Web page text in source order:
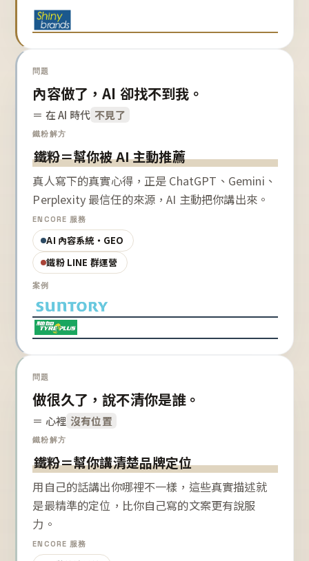
問題
內容做了，AI 卻找不到我。
＝ 在 AI 時代 不見了
鐵粉解方
鐵粉＝幫你被 AI 主動推薦
真人寫下的真實心得，正是 ChatGPT、Gemini、
Perplexity 最信任的來源，AI 主動把你講出來。
ENCORE 服務
AI 內容系統・GEO
鐵粉 LINE 群運營
案例
問題
做很久了，說不清你是誰。
＝ 心裡 沒有位置
鐵粉解方
鐵粉＝幫你講清楚品牌定位
用自己的話講出你哪裡不一樣，這些真實描述就
是最精準的定位，比你自己寫的文案更有說服
力。
ENCORE 服務